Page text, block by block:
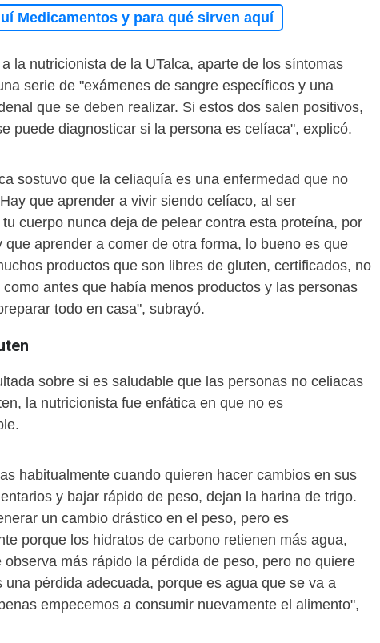
Medicamentos y para qué sirven aquí
la nutricionista de la UTalca, aparte de los síntomas
serie de "exámenes de sangre específicos y una
que se deben realizar. Si estos dos salen positivos,
puede diagnosticar si la persona es celíaca", explicó.
sostuvo que la celiaquía es una enfermedad que no
que aprender a vivir siendo celíaco, al ser
cuerpo nunca deja de pelear contra esta proteína, por
que aprender a comer de otra forma, lo bueno es que
productos que son libres de gluten, certificados, no
antes que había menos productos y las personas
todo en casa", subrayó.
sobre si es saludable que las personas no celiacas
la nutricionista fue enfática en que no es
habitualmente cuando quieren hacer cambios en sus
y bajar rápido de peso, dejan la harina de trigo.
un cambio drástico en el peso, pero es
porque los hidratos de carbono retienen más agua,
observa más rápido la pérdida de peso, pero no quiere
una pérdida adecuada, porque es agua que se va a
empecemos a consumir nuevamente el alimento",